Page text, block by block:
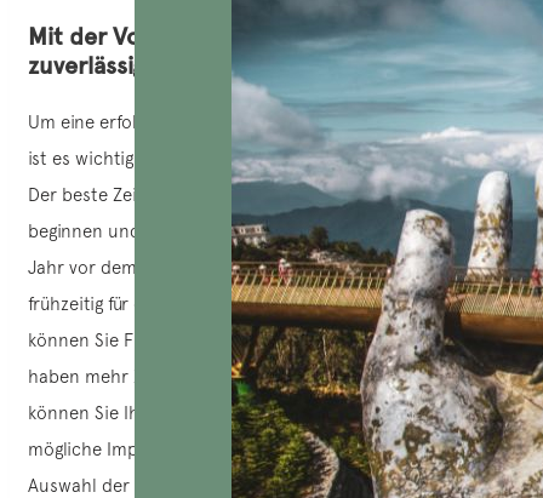
Mit der Vorausplanung beginnen und eine
zuverlässige lokale Agentur auswählen
Um eine erfolgreiche Reise nach Vietnam zu unternehmen,
ist es wichtig, sich frühzeitig um die Planung zu kümmern.
Der beste Zeitpunkt, um mit der Kontaktaufnahme zu
beginnen und sich beraten zu lassen, ist 6 Monate bis 1
Jahr vor dem geplanten Abreisedatum. Wenn Sie sich
frühzeitig für das Programm und die Agentur entscheiden,
können Sie Flugtickets zu günstigeren Preisen buchen und
haben mehr Zeit, um Ihren Zeitplan zu organisieren. So
können Sie Ihre Reise auch in Ruhe vorbereiten, z. B. auf
mögliche Impfungen, den Kauf Ihrer Ausrüstung und die
Auswahl der Kleidung, die Sie mitnehmen möchten.